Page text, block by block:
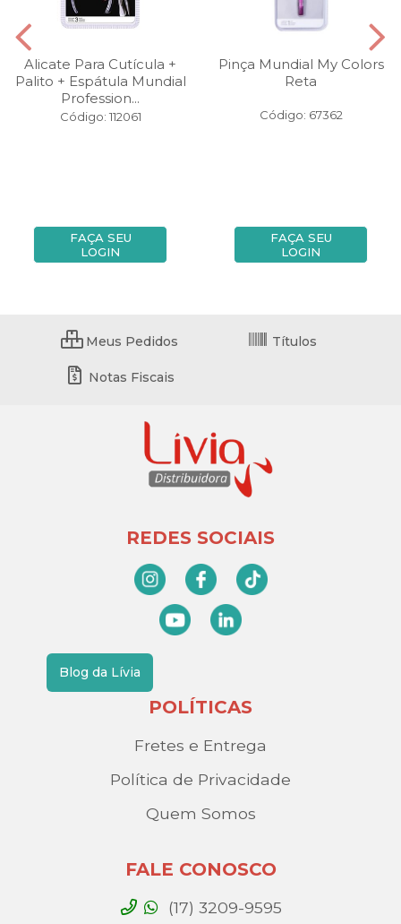
Alicate Para Cutícula +
Palito + Espátula Mundial
Profession...
Código: 112061
FAÇA SEU
LOGIN
Pinça Mundial My Colors
Reta
Código: 67362
FAÇA SEU
LOGIN
Meus Pedidos Títulos
Notas Fiscais
REDES SOCIAIS
Blog da Lívia
POLÍTICAS
Fretes e Entrega
Política de Privacidade
Quem Somos
FALE CONOSCO
(17) 3209-9595